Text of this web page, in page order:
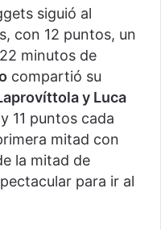
siguió al
con 12 puntos, un
minutos de
compartió su
y Luca
11 puntos cada
mitad con
la mitad de
para ir al